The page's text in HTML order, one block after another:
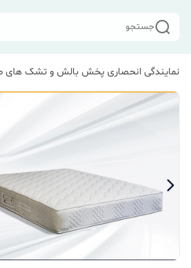
جستجو
نمایندگی انحصاری پخش بالش و تشک های